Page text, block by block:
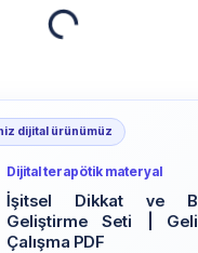
dijital ürünümüz
Dijital terapötik materyal
İşitsel Dikkat ve
Geliştirme Seti |
Çalışma PDF